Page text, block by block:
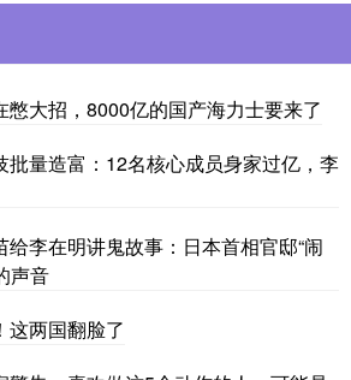
憋大招，8000亿的国产海力士要来了
批量造富：12名核心成员身家过亿，李
李在明讲鬼故事：日本首相官邸“闹
声音
这两国翻脸了